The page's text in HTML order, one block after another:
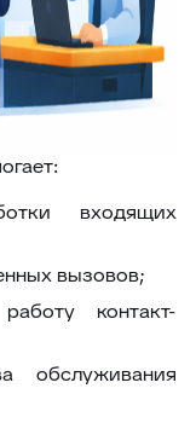
входящих
вызовов;
контакт-
обслуживания